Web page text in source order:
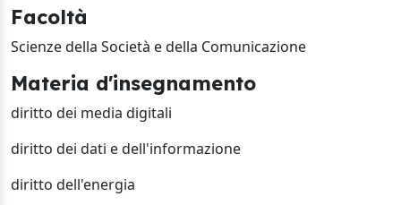
Facoltà
Scienze della Società e della Comunicazione
Materia d'insegnamento
diritto dei media digitali
diritto dei dati e dell'informazione
diritto dell'energia